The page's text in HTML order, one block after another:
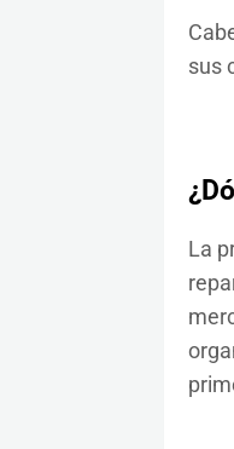
sus
La